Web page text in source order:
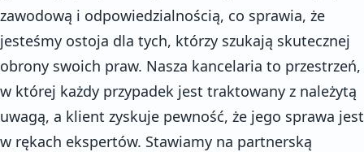
zawodową i odpowiedzialnością, co sprawia, że
jesteśmy ostoja dla tych, którzy szukają skutecznej
obrony swoich praw. Nasza kancelaria to przestrzeń,
w której każdy przypadek jest traktowany z należytą
uwagą, a klient zyskuje pewność, że jego sprawa jest
w rękach ekspertów. Stawiamy na partnerską